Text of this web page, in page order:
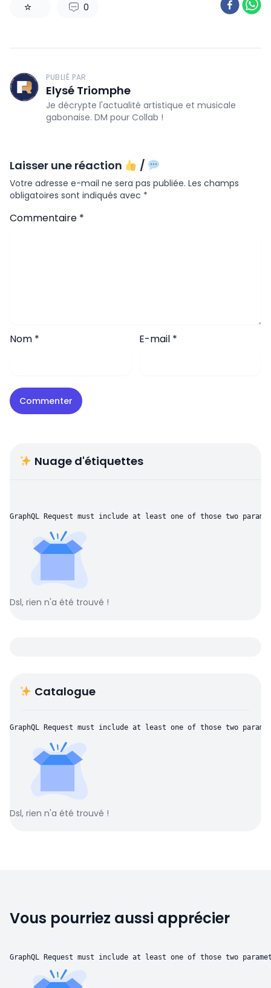
0
PUBLIÉ PAR
Elysé Triomphe
Je décrypte l'actualité artistique et musicale
gabonaise. DM pour Collab !
Laisser une réaction /
Votre adresse e-mail ne sera pas publiée. Les champs
obligatoires sont indiqués avec *
Commentaire *
Nom * E-mail *
Nuage d'étiquettes
GraphQL Request must include at least one of those two
Dsl, rien n'a été trouvé !
Catalogue
GraphQL Request must include at least one of those two
Dsl, rien n'a été trouvé !
Vous pourriez aussi apprécier
GraphQL Request must include at least one of those two